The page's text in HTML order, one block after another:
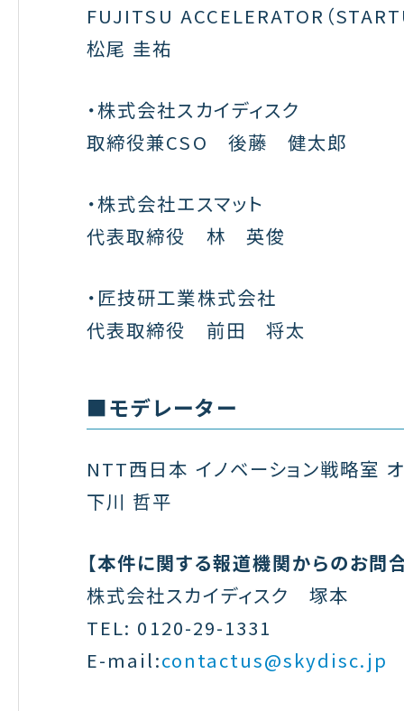
FUJITSU ACCELERATOR（
松尾 圭祐
・株式会社スカイディスク
取締役兼CSO 後藤 健太郎
・株式会社エスマット
代表取締役 林 英俊
・匠技研工業株式会社
代表取締役 前田 将太
■モデレーター
NTT西日本 イノベーション戦略室
下川 哲平
【本件に関する報道機関からのお問
株式会社スカイディスク 塚本
TEL: 0120-29-1331
E-mail:contactus@skydisc.jp